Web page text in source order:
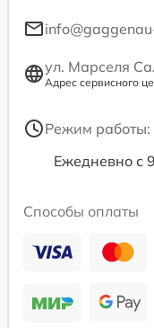
ул. Марселя
Адрес сервисного
Режим работы:
Ежедневно с
Способы оплаты